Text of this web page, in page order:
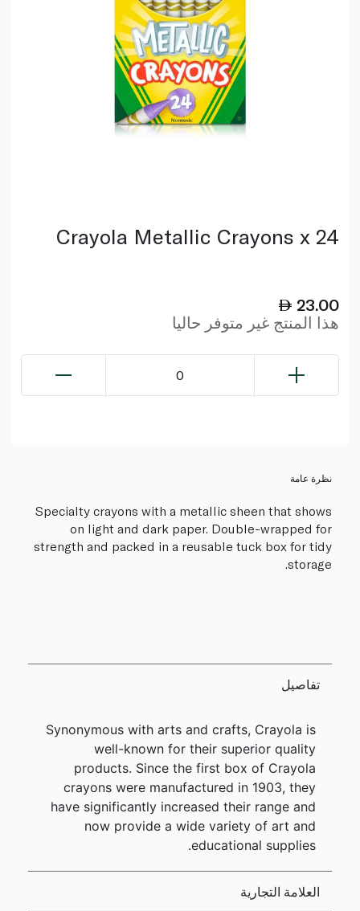
Crayola Metallic Crayons x 24
23.00
هذا المنتج غير متوفر حاليا
0
نظرة عامة
Specialty crayons with a metallic sheen that shows
on light and dark paper. Double-wrapped for
strength and packed in a reusable tuck box for tidy
storage.
تفاصيل
Synonymous with arts and crafts, Crayola is
well-known for their superior quality
products. Since the first box of Crayola
crayons were manufactured in 1903, they
have significantly increased their range and
now provide a wide variety of art and
educational supplies.
العلامة التجارية